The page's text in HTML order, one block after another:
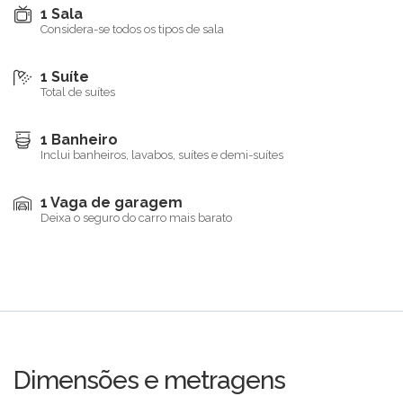
1 Sala
Considera-se todos os tipos de sala
1 Suíte
Total de suítes
1 Banheiro
Inclui banheiros, lavabos, suítes e demi-suítes
1 Vaga de garagem
Deixa o seguro do carro mais barato
Dimensões e metragens